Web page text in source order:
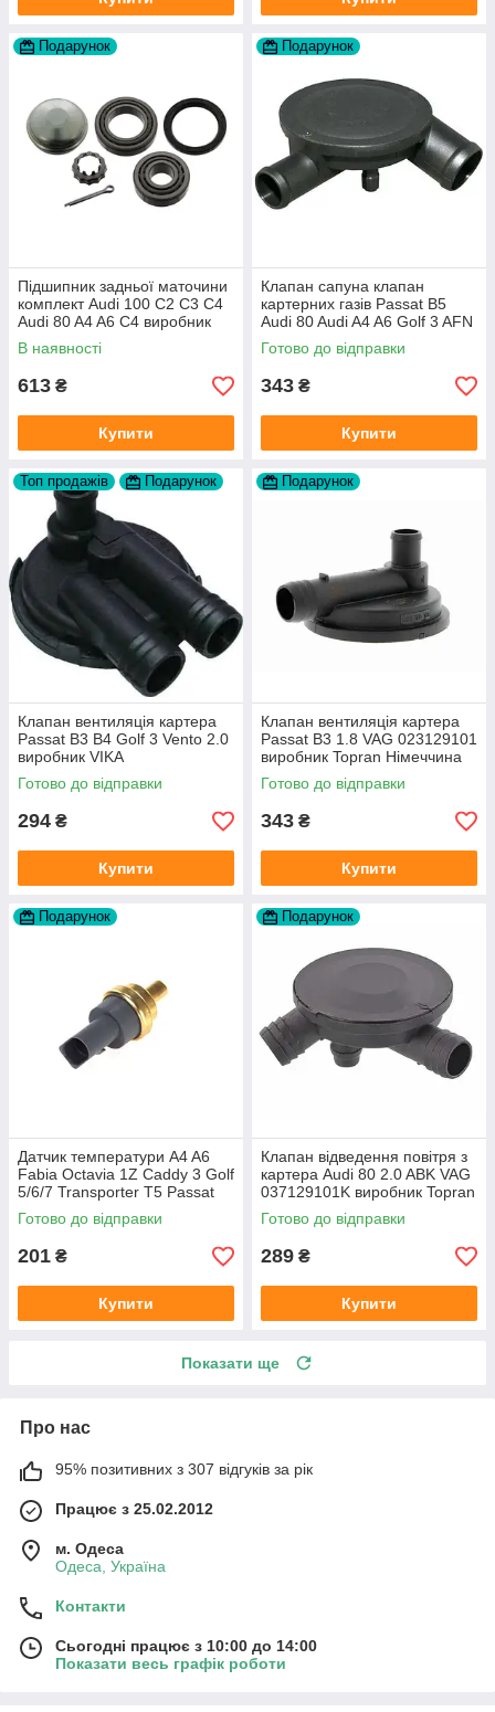
Подарунок
Підшипник задньої маточини
комплект Audi 100 C2 C3 C4
Audi 80 A4 A6 C4 виробник
FAG
В наявності
613 ₴
Купити
Подарунок
Клапан сапуна клапан
картерних газів Passat B5
Audi 80 Audi A4 A6 Golf 3 AFN
1Y AAZ 1Z AFF AEY AAZ AHB
AHU
Готово до відправки
343 ₴
Купити
Топ продажів Подарунок
Клапан вентиляція картера
Passat B3 B4 Golf 3 Vento 2.0
виробник VIKA
Готово до відправки
294 ₴
Купити
Подарунок
Клапан вентиляція картера
Passat B3 1.8 VAG 023129101
виробник Topran Німеччина
Готово до відправки
343 ₴
Купити
Подарунок
Датчик температури A4 A6
Fabia Octavia 1Z Caddy 3 Golf
5/6/7 Transporter T5 Passat
B6 (колір сірий)
Готово до відправки
201 ₴
Купити
Подарунок
Клапан відведення повітря з
картера Audi 80 2.0 ABK VAG
037129101K виробник Topran
Німеччина
Готово до відправки
289 ₴
Купити
Показати ще
Про нас
95% позитивних з 307 відгуків за рік
Працює з 25.02.2012
м. Одеса
Одеса, Україна
Контакти
Сьогодні працює з 10:00 до 14:00
Показати весь графік роботи